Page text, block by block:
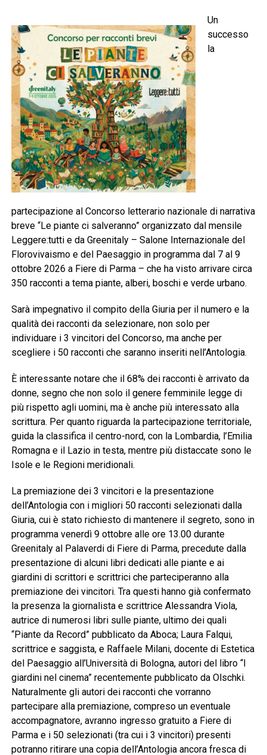
Un
successo
la
partecipazione al Concorso letterario nazionale di narrativa
breve “Le piante ci salveranno” organizzato dal mensile
Leggere:tutti e da Greenitaly – Salone Internazionale del
Florovivaismo e del Paesaggio in programma dal 7 al 9
ottobre 2026 a Fiere di Parma – che ha visto arrivare circa
350 racconti a tema piante, alberi, boschi e verde urbano.
Sarà impegnativo il compito della Giuria per il numero e la
qualità dei racconti da selezionare, non solo per
individuare i 3 vincitori del Concorso, ma anche per
scegliere i 50 racconti che saranno inseriti nell’Antologia.
È interessante notare che il 68% dei racconti è arrivato da
donne, segno che non solo il genere femminile legge di
più rispetto agli uomini, ma è anche più interessato alla
scrittura. Per quanto riguarda la partecipazione territoriale,
guida la classifica il centro-nord, con la Lombardia, l’Emilia
Romagna e il Lazio in testa, mentre più distaccate sono le
Isole e le Regioni meridionali.
La premiazione dei 3 vincitori e la presentazione
dell’Antologia con i migliori 50 racconti selezionati dalla
Giuria, cui è stato richiesto di mantenere il segreto, sono in
programma venerdì 9 ottobre alle ore 13.00 durante
Greenitaly al Palaverdi di Fiere di Parma, precedute dalla
presentazione di alcuni libri dedicati alle piante e ai
giardini di scrittori e scrittrici che parteciperanno alla
premiazione dei vincitori. Tra questi hanno già confermato
la presenza la giornalista e scrittrice Alessandra Viola,
autrice di numerosi libri sulle piante, ultimo dei quali
“Piante da Record” pubblicato da Aboca; Laura Falqui,
scrittrice e saggista, e Raffaele Milani, docente di Estetica
del Paesaggio all’Università di Bologna, autori del libro “I
giardini nel cinema” recentemente pubblicato da Olschki.
Naturalmente gli autori dei racconti che vorranno
partecipare alla premiazione, compreso un eventuale
accompagnatore, avranno ingresso gratuito a Fiere di
Parma e i 50 selezionati (tra cui i 3 vincitori) presenti
potranno ritirare una copia dell’Antologia ancora fresca di